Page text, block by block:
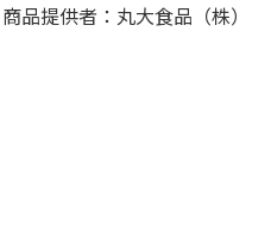
提供者：丸大食品（株）